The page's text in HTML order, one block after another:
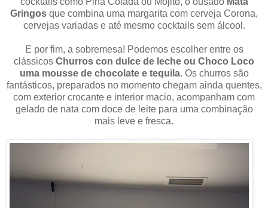
Gringos que combina uma margarita com cerveja Corona,
cervejas variadas e até mesmo cocktails sem álcool.
E por fim, a sobremesa! Podemos escolher entre os
clássicos Churros con dulce de leche ou Choco Loco
uma mousse de chocolate e tequila. Os churros são
fantásticos, preparados no momento chegam ainda quentes,
com exterior crocante e interior macio, acompanham com
gelado de nata com doce de leite para uma combinação
mais leve e fresca.